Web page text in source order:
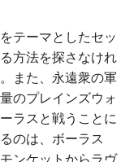
テーマとしたセッ
方法を探さなけれ
また、永遠衆の軍
のプレインズウォ
ラスと戦うことに
のは、ボーラス